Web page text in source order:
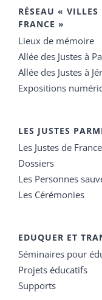
RÉSEAU « VILLES
FRANCE »
Lieux de mémoire
Allée des Justes à
Allée des Justes à
Expositions
LES JUSTES
Les Justes de France
Dossiers
Les Personnes
Les Cérémonies
EDUQUER ET
Séminaires pour
Projets éducatifs
Supports